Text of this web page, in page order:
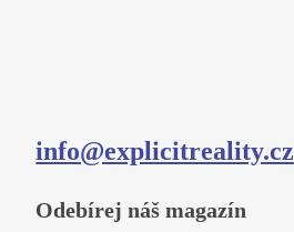
info@explicitreality.cz
Odebírej náš magazín